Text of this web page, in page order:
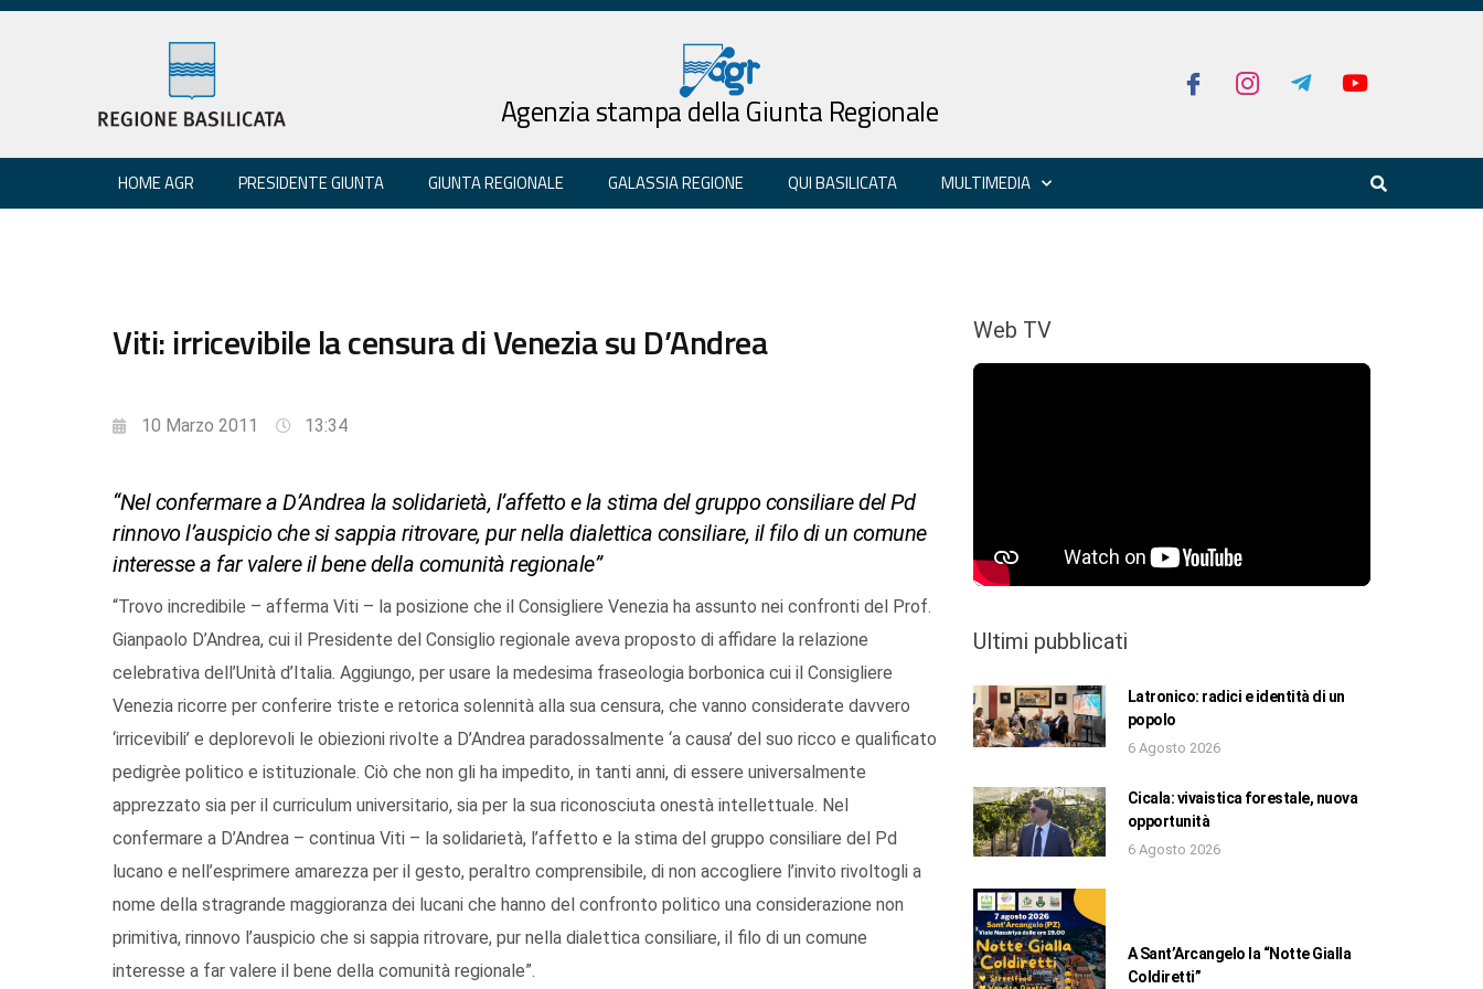
Agenzia stampa della Giunta Regionale
HOME AGR PRESIDENTE GIUNTA GIUNTA REGIONALE GALASSIA REGIONE QUI BASILICATA MULTIMEDIA
Viti: irricevibile la censura di Venezia su D’Andrea
10 Marzo 2011 13:34
“Nel confermare a D’Andrea la solidarietà, l’affetto e la stima del gruppo consiliare del Pd
rinnovo l’auspicio che si sappia ritrovare, pur nella dialettica consiliare, il filo di un comune
interesse a far valere il bene della comunità regionale”
“Trovo incredibile – afferma Viti – la posizione che il Consigliere Venezia ha assunto nei confronti del Prof.
Gianpaolo D’Andrea, cui il Presidente del Consiglio regionale aveva proposto di affidare la relazione
celebrativa dell’Unità d’Italia. Aggiungo, per usare la medesima fraseologia borbonica cui il Consigliere
Venezia ricorre per conferire triste e retorica solennità alla sua censura, che vanno considerate davvero
‘irricevibili’ e deplorevoli le obiezioni rivolte a D’Andrea paradossalmente ‘a causa’ del suo ricco e qualificato
pedigrèe politico e istituzionale. Ciò che non gli ha impedito, in tanti anni, di essere universalmente
apprezzato sia per il curriculum universitario, sia per la sua riconosciuta onestà intellettuale. Nel
confermare a D’Andrea – continua Viti – la solidarietà, l’affetto e la stima del gruppo consiliare del Pd
lucano e nell’esprimere amarezza per il gesto, peraltro comprensibile, di non accogliere l’invito rivoltogli a
nome della stragrande maggioranza dei lucani che hanno del confronto politico una considerazione non
primitiva, rinnovo l’auspicio che si sappia ritrovare, pur nella dialettica consiliare, il filo di un comune
interesse a far valere il bene della comunità regionale”.
Web TV
Ultimi pubblicati
Latronico: radici e identità di un
popolo
6 Agosto 2026
Cicala: vivaistica forestale, nuova
opportunità
6 Agosto 2026
A Sant’Arcangelo la “Notte Gialla
Coldiretti”